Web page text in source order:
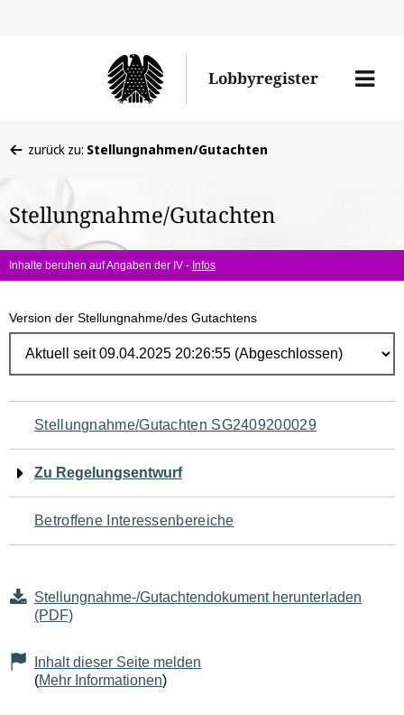
Lobbyregister
Menü
befinden
hier:
zurück zu: Stellungnahmen/Gutachten
Stellungnahme/Gutachten
Inhalte beruhen auf Angaben der IV - Infos
Version der Stellungnahme/des Gutachtens
Navigation
für
den
Seiteninhalt
Stellungnahme/Gutachten SG2409200029
Zu Regelungsentwurf
Betroffene Interessenbereiche
Stellungnahme-/Gutachtendokument herunterladen
(PDF)
Inhalt dieser Seite melden
(Mehr Informationen)